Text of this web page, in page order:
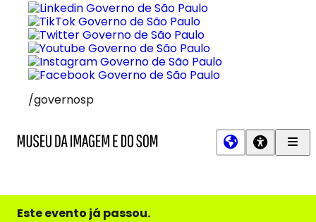
/governosp
e
do
Este evento já passou.